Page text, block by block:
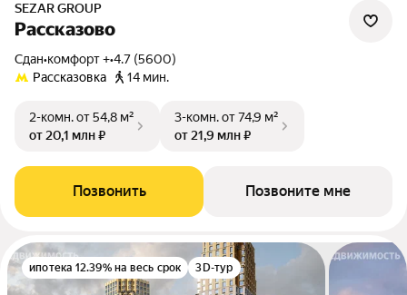
SEZAR GROUP
Рассказово
Сдан•комфорт +•4.7 (5600)
Рассказовка
14 мин.
2-комн.от 54,8 м²
от 20,1 млн ₽
3-комн.от 74,9 м²
от 21,9 млн ₽
Позвонить Позвоните мне
ипотека 12.39% на весь срок 3D-тур